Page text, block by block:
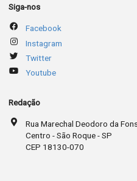
Siga-nos
Facebook
Instagram
Twitter
Youtube
Redação
Rua Marechal Deodoro da
Centro - São Roque - SP
CEP 18130-070